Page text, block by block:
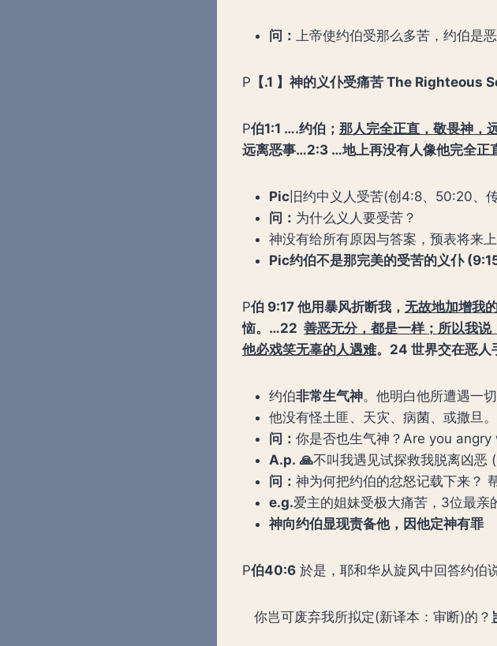
问： 上帝使约伯受那么多苦，约伯是
P 【.1 】神的义仆受痛苦 The Righteous
P伯1:1 ….约伯； 那人完全正直，敬畏神，
远离恶事…2:3 …地上再没有人像他完全正
Pic 旧约中义人受苦(创4:8、50:20、
问： 为什么义人要受苦？
神没有给所有原因与答案，预表将来
Pic约伯不是那完美的受苦的义仆
P伯 9:17 他用暴风折断我， 无故地加增我
恼。 …22 善恶无分，都是一样；所以我
他必戏笑无辜的人遇难。 24 世界交在恶人
约伯非常生气神。他明白他所遭遇一
他没有怪土匪、天灾、病菌、或撒旦。
问： 你是否也生气神？Are you angry
A.p. 🙏不叫我遇见试探救我脱离凶恶
问： 神为何把约伯的忿怒记载下来？
e.g.爱主的姐妹受极大痛苦，3位最亲
神向约伯显现责备他，因他定神有罪
P伯40:6 於是，耶和华从旋风中回答约
你岂可废弃我所拟定(新译本：审断)的？